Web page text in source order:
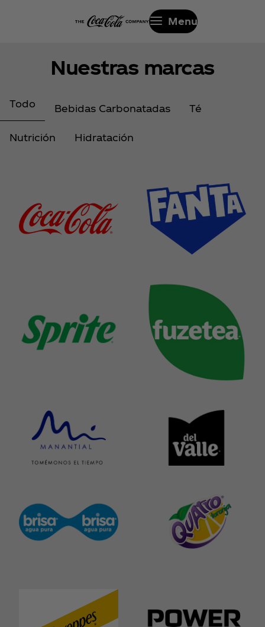
Menu
Nuestras marcas
Todo Bebidas Carbonatadas Té
Nutrición Hidratación